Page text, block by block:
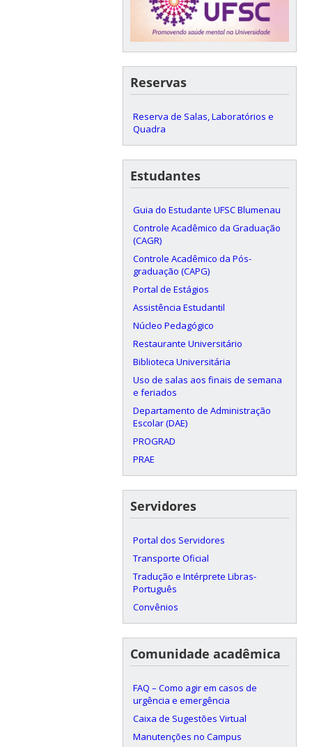
Reservas
Reserva de Salas, Laboratórios e
Quadra
Estudantes
Guia do Estudante UFSC Blumenau
Controle Acadêmico da Graduação
(CAGR)
Controle Acadêmico da Pós-
graduação (CAPG)
Portal de Estágios
Assistência Estudantil
Núcleo Pedagógico
Restaurante Universitário
Biblioteca Universitária
Uso de salas aos finais de semana
e feriados
Departamento de Administração
Escolar (DAE)
PROGRAD
PRAE
Servidores
Portal dos Servidores
Transporte Oficial
Tradução e Intérprete Libras-
Português
Convênios
Comunidade acadêmica
FAQ – Como agir em casos de
urgência e emergência
Caixa de Sugestões Virtual
Manutenções no Campus